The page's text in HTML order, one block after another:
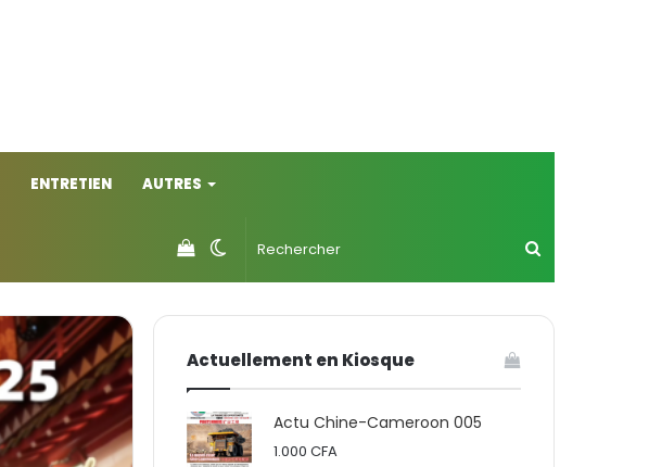
ENTRETIEN AUTRES
Switch
skin
Voir
votre
Actuellement en Kiosque
Actu Chine-Cameroon 005
1.000CFA